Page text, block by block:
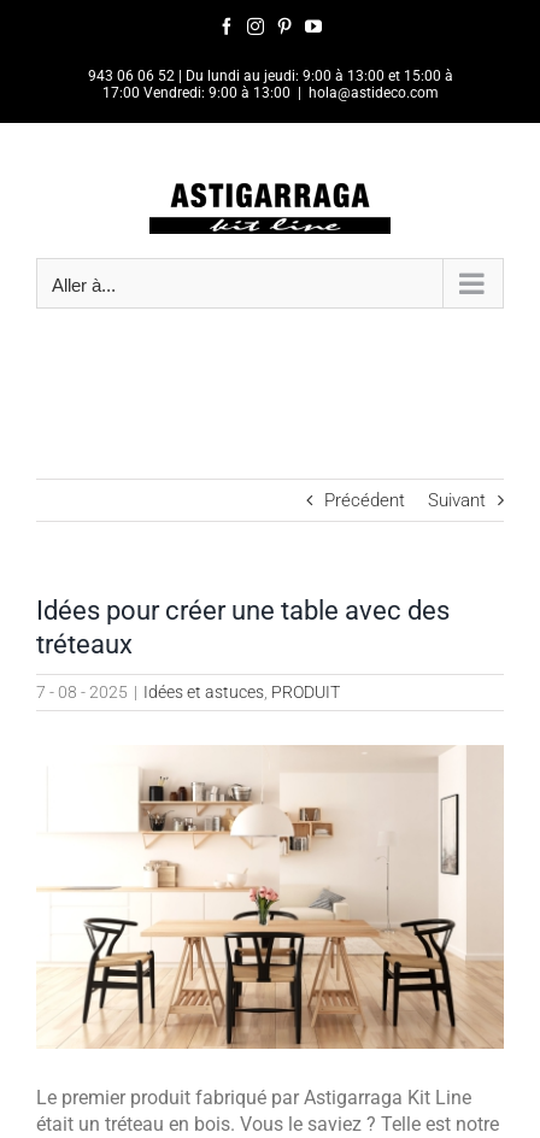
Facebook
InstagramPinterestYouTube
943 06 06 52
| Du lundi au jeudi: 9:00 à 13:00 et 15:00 à
17:00 Vendredi: 9:00 à 13:00
hola@astideco.com
Aller à...
Précédent Suivant
Idées pour créer une table avec des
tréteaux
7 - 08 - 2025 | Idées et astuces PRODUIT
Le premier produit fabriqué par Astigarraga Kit Line
était un tréteau en bois. Vous le saviez ? Telle est notre